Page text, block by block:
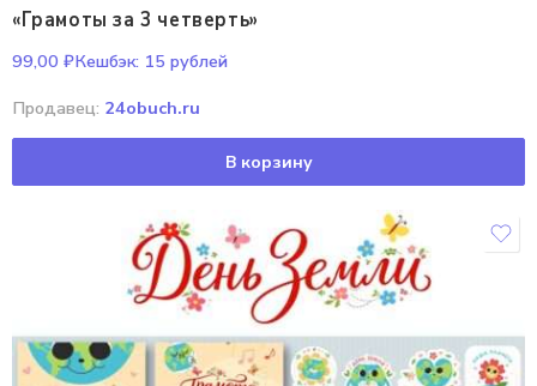
«Грамоты за 3 четверть»
99,00 ₽Кешбэк: 15 рублей
Продавец: 24obuch.ru
В корзину